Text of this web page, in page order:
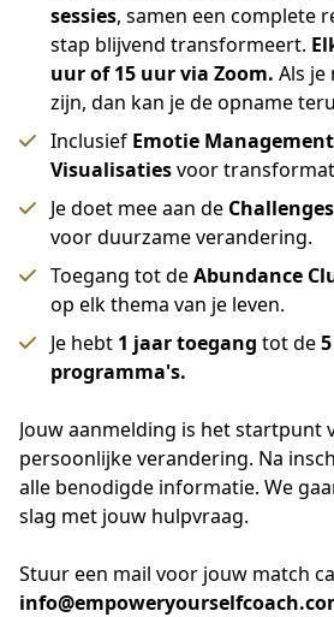
sessies, samen een complete
stap blijvend transformeert.
uur of 15 uur via Zoom. Als je
zijn, dan kan je de opname
Inclusief Emotie Management
Visualisatiesvoor
Je doet mee aan de Challenges
voor duurzame verandering.
Toegang tot deAbundance
op elk thema van je leven.
Je hebt 1 jaar toegang tot de
programma's.
Jouw aanmelding is het startpunt
persoonlijke verandering. Na
alle benodigde informatie. We
slag met jouw hulpvraag.
Stuur een mail voor jouw match